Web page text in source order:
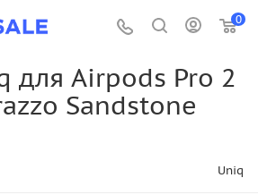
0
для Airpods Pro 2
Sandstone
Uniq